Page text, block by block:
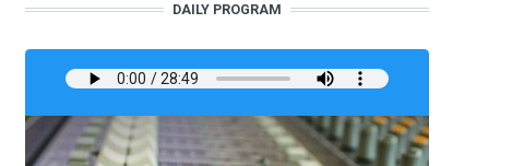
DAILY PROGRAM